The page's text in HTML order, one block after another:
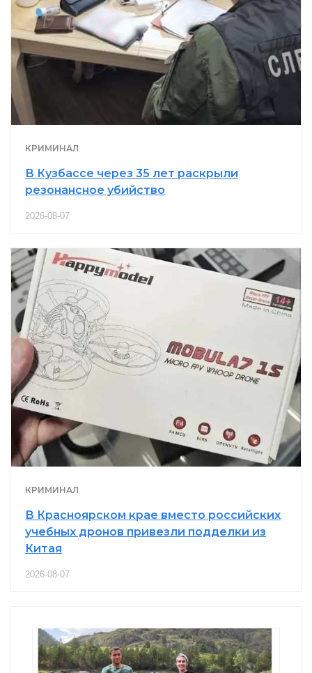
КРИМИНАЛ
В Кузбассе через 35 лет раскрыли
резонансное убийство
2026-08-07
КРИМИНАЛ
В Красноярском крае вместо российских
учебных дронов привезли подделки из
Китая
2026-08-07